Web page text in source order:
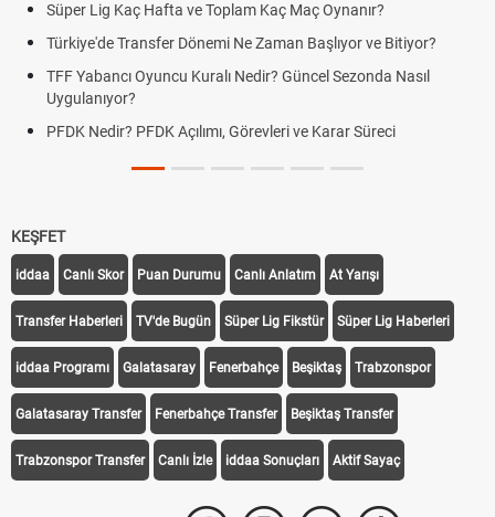
Süper Lig Kaç Hafta ve Toplam Kaç Maç Oynanır?
Türkiye'de Transfer Dönemi Ne Zaman Başlıyor ve Bitiyor?
TFF Yabancı Oyuncu Kuralı Nedir? Güncel Sezonda Nasıl
Uygulanıyor?
PFDK Nedir? PFDK Açılımı, Görevleri ve Karar Süreci
KEŞFET
iddaa Canlı Skor Puan Durumu Canlı Anlatım At Yarışı
Transfer Haberleri TV'de Bugün Süper Lig Fikstür Süper Lig Haberleri
iddaa Programı Galatasaray Fenerbahçe Beşiktaş Trabzonspor
Galatasaray Transfer Fenerbahçe Transfer Beşiktaş Transfer
Trabzonspor Transfer Canlı İzle iddaa Sonuçları Aktif Sayaç